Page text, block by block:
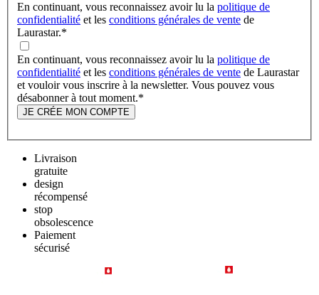
En continuant, vous reconnaissez avoir lu la politique de
confidentialité et les conditions générales de vente de
Laurastar.*
En continuant, vous reconnaissez avoir lu la politique de
confidentialité et les conditions générales de vente de Laurastar
et vouloir vous inscrire à la newsletter. Vous pouvez vous
désabonner à tout moment.*
JE CRÉE MON COMPTE
Livraison
gratuite
design
récompensé
stop
obsolescence
Paiement
sécurisé